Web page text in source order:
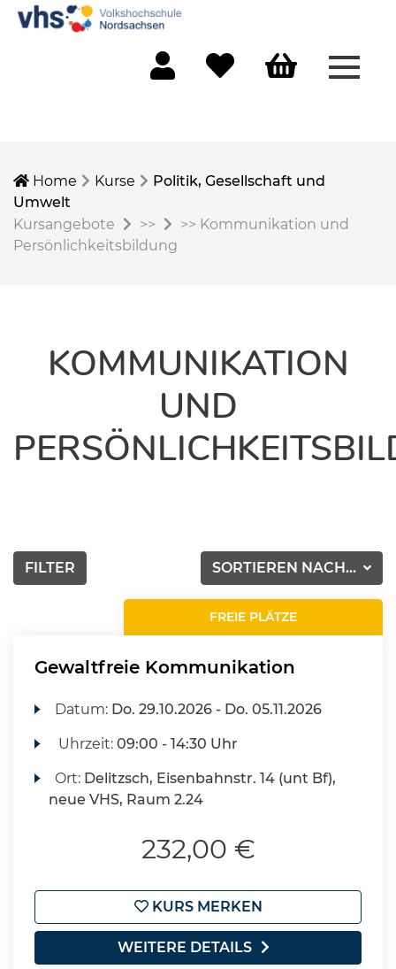
Home Kurse
Politik, Gesellschaft und
Umwelt
Kursangebote
>> >> Kommunikation und
Persönlichkeitsbildung
KOMMUNIKATION
UND
SORTIEREN NACH...
FILTER
FREIE PLÄTZE
Gewaltfreie Kommunikation
Datum: Do. 29.10.2026 - Do. 05.11.2026
Uhrzeit:09:00 - 14:30 Uhr
Ort: Delitzsch, Eisenbahnstr. 14 (unt Bf),
neue VHS, Raum 2.24
232,00 €
KURS MERKEN
WEITERE DETAILS